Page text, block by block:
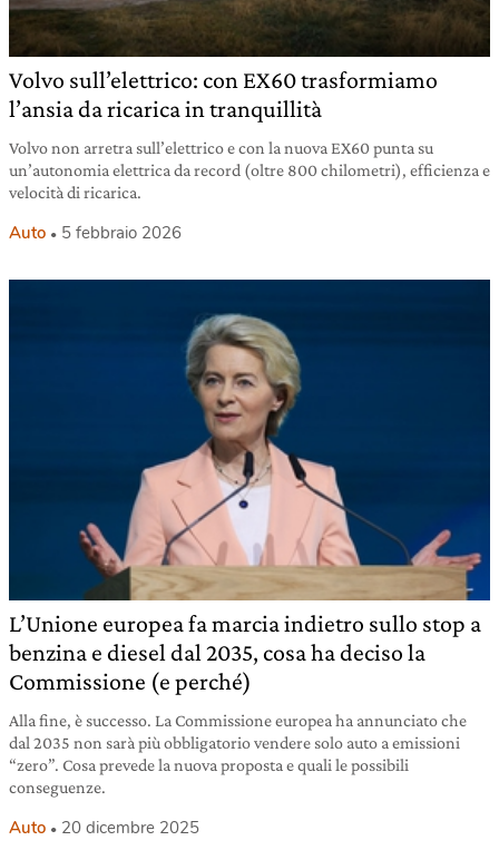
Volvo sull’elettrico: con EX60 trasformiamo
l’ansia da ricarica in tranquillità
Volvo non arretra sull’elettrico e con la nuova EX60 punta su
un’autonomia elettrica da record (oltre 800 chilometri), efficienza e
velocità di ricarica.
Auto 5 febbraio 2026
L’Unione europea fa marcia indietro sullo stop a
benzina e diesel dal 2035, cosa ha deciso la
Commissione (e perché)
Alla fine, è successo. La Commissione europea ha annunciato che
dal 2035 non sarà più obbligatorio vendere solo auto a emissioni
“zero”. Cosa prevede la nuova proposta e quali le possibili
conseguenze.
Auto 20 dicembre 2025